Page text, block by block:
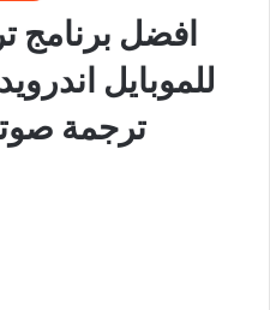
افضل برنامج
للموبايل
ترجمة